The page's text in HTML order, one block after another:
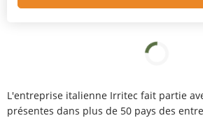
L'entreprise italienne Irritec fait partie
présentes dans plus de 50 pays des